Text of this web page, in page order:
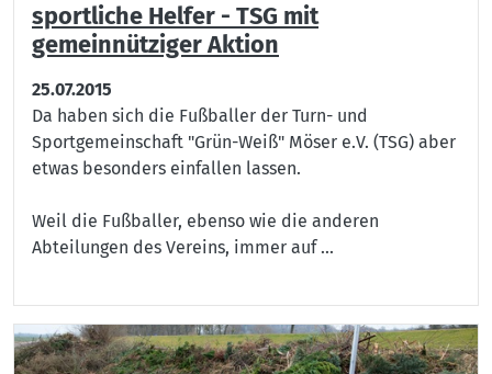
sportliche Helfer - TSG mit
gemeinnütziger Aktion
25.07.2015
Da haben sich die Fußballer der Turn- und
Sportgemeinschaft "Grün-Weiß" Möser e.V. (TSG) aber
etwas besonders einfallen lassen.
Weil die Fußballer, ebenso wie die anderen
Abteilungen des Vereins, immer auf ...